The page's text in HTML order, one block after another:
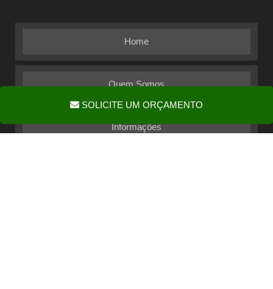
SOLICITE UM ORÇAMENTO
Home
Quem Somos
Informações